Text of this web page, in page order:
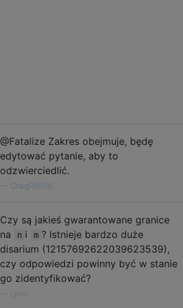
@Fatalize Zakres obejmuje, będę
edytować pytanie, aby to
odzwierciedlić.
CraigR8806
Czy są jakieś gwarantowane granice
na
n i m ? Istnieje bardzo duże
disarium (12157692622039623539),
czy odpowiedzi powinny być w stanie
go zidentyfikować?
Lynn